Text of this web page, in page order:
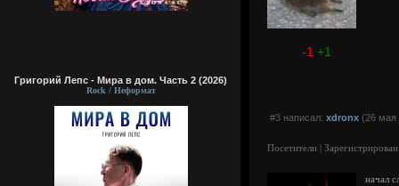
Григорий Лепс - Мира в дом. Часть 2 (2026)
Rock / Неформат
-1 +1
#3 написал: xdronx (26 мая
Посетители |
начал